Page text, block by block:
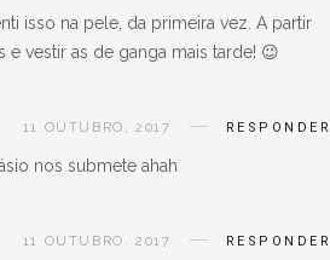
isso na pele, da primeira vez. A partir
vestir as de ganga mais tarde! 😉
11 OUTUBRO, 2017 RESPONDER
nos submete ahah
11 OUTUBRO, 2017 RESPONDER